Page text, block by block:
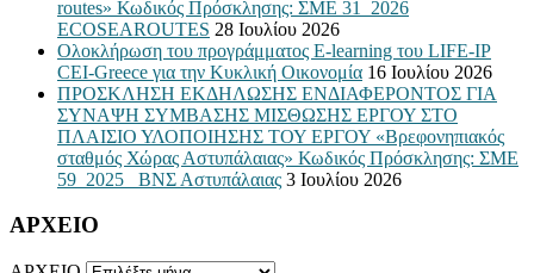
routes» Κωδικός Πρόσκλησης: ΣΜΕ 31_2026
ECOSEAROUTES 28 Ιουλίου 2026
Ολοκλήρωση του προγράμματος E-learning του LIFE-IP
CEI-Greece για την Κυκλική Οικονομία 16 Ιουλίου 2026
ΠΡΟΣΚΛΗΣΗ ΕΚΔΗΛΩΣΗΣ ΕΝΔΙΑΦΕΡΟΝΤΟΣ ΓΙΑ
ΣΥΝΑΨΗ ΣΥΜΒΑΣΗΣ ΜΙΣΘΩΣΗΣ ΕΡΓΟΥ ΣΤΟ
ΠΛΑΙΣΙΟ ΥΛΟΠΟΙΗΣΗΣ ΤΟΥ ΕΡΓΟΥ «Βρεφονηπιακός
σταθμός Χώρας Αστυπάλαιας» Κωδικός Πρόσκλησης: ΣΜΕ
59_2025_ ΒΝΣ Αστυπάλαιας 3 Ιουλίου 2026
ΑΡΧΕΙΟ